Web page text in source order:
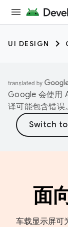
UI DESIGN
Google 会使用
译可能包含错误。
面
车载显示屏可